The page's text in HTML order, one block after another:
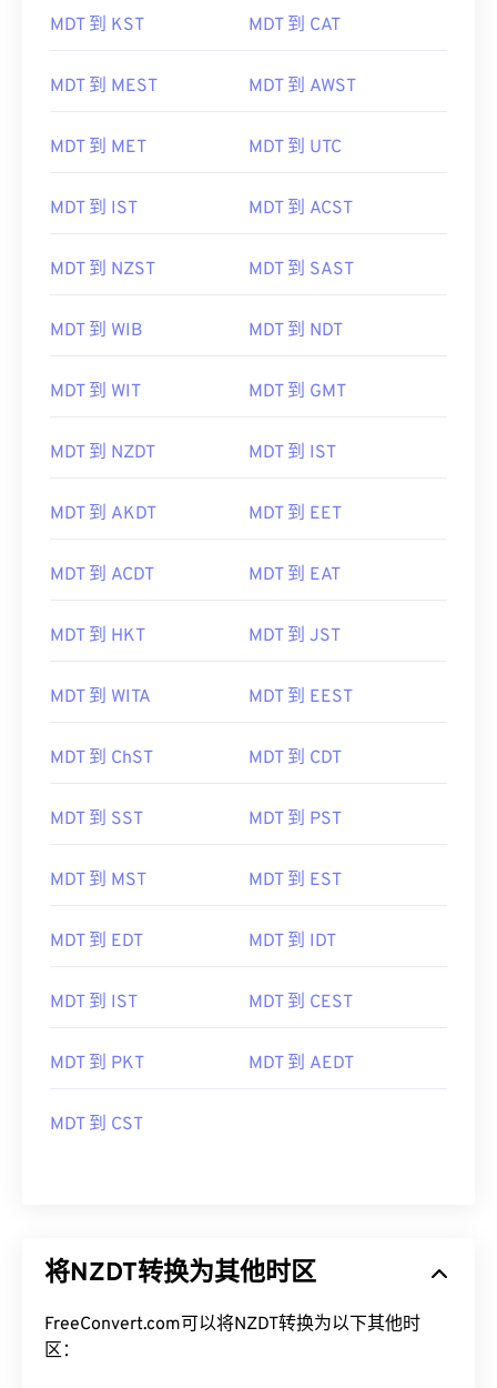
MDT 到 KST MDT 到 CAT
MDT 到 MEST MDT 到 AWST
MDT 到 MET MDT 到 UTC
MDT 到 IST MDT 到 ACST
MDT 到 NZST MDT 到 SAST
MDT 到 WIB MDT 到 NDT
MDT 到 WIT MDT 到 GMT
MDT 到 NZDT MDT 到 IST
MDT 到 AKDT MDT 到 EET
MDT 到 ACDT MDT 到 EAT
MDT 到 HKT MDT 到 JST
MDT 到 WITA MDT 到 EEST
MDT 到 ChST MDT 到 CDT
MDT 到 SST MDT 到 PST
MDT 到 MST MDT 到 EST
MDT 到 EDT MDT 到 IDT
MDT 到 IST MDT 到 CEST
MDT 到 PKT MDT 到 AEDT
MDT 到 CST
将NZDT转换为其他时区
FreeConvert.com可以将NZDT转换为以下其他时
区：